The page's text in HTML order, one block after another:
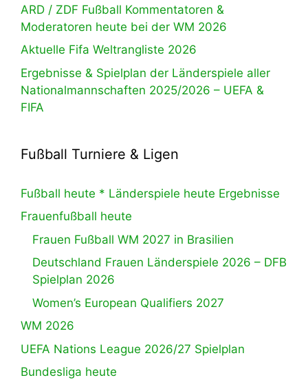
ARD / ZDF Fußball Kommentatoren &
Moderatoren heute bei der WM 2026
Aktuelle Fifa Weltrangliste 2026
Ergebnisse & Spielplan der Länderspiele aller
Nationalmannschaften 2025/2026 – UEFA &
FIFA
Fußball Turniere & Ligen
Fußball heute * Länderspiele heute Ergebnisse
Frauenfußball heute
Frauen Fußball WM 2027 in Brasilien
Deutschland Frauen Länderspiele 2026 – DFB
Spielplan 2026
Women’s European Qualifiers 2027
WM 2026
UEFA Nations League 2026/27 Spielplan
Bundesliga heute